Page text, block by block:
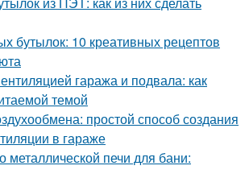
бутылок: 10 креативных рецептов
гаража и подвала: как
темой
простой способ создания
в гараже
металлической печи для бани: